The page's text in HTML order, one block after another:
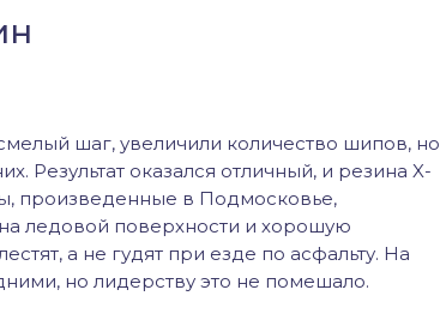
шаг, увеличили количество шипов, но
Результат оказался отличный, и резина X-
произведенные в Подмосковье,
ледовой поверхности и хорошую
а не гудят при езде по асфальту. На
но лидерству это не помешало.